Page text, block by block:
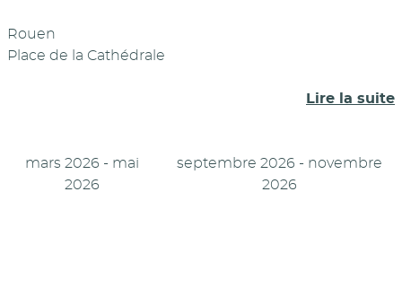
Rouen
Place de la Cathédrale
Lire la suite
mars 2026 - mai
2026
septembre 2026 - novembre
2026